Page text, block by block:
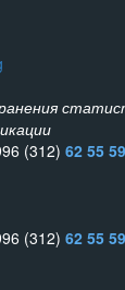
(312) 62 55 59
(312) 62 55 59